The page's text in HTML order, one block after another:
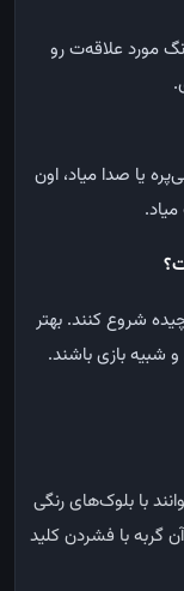
مورد علاقه‌ت رو
یا صدا میاد، اون
شروع کنند. بهتر
شبیه بازی باشند.
با بلوک‌های رنگی
گربه با فشردن کلید